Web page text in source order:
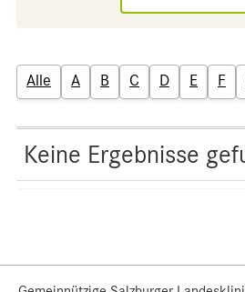
Alle A B C D E F
Keine Ergebnisse